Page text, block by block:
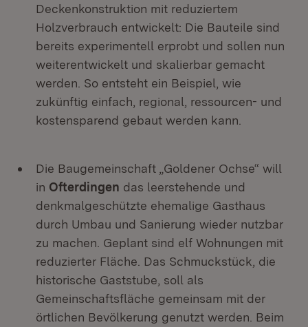
Deckenkonstruktion mit reduziertem
Holzverbrauch entwickelt: Die Bauteile sind
bereits experimentell erprobt und sollen nun
weiterentwickelt und skalierbar gemacht
werden. So entsteht ein Beispiel, wie
zukünftig einfach, regional, ressourcen- und
kostensparend gebaut werden kann.
Die Baugemeinschaft „Goldener Ochse“ will
in Ofterdingen das leerstehende und
denkmalgeschützte ehemalige Gasthaus
durch Umbau und Sanierung wieder nutzbar
zu machen. Geplant sind elf Wohnungen mit
reduzierter Fläche. Das Schmuckstück, die
historische Gaststube, soll als
Gemeinschaftsfläche gemeinsam mit der
örtlichen Bevölkerung genutzt werden. Beim